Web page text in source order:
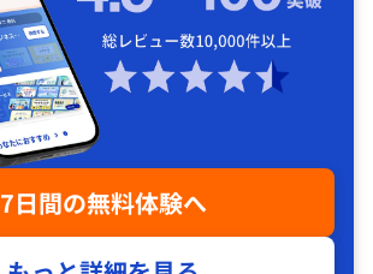
7日間の無料体験へ